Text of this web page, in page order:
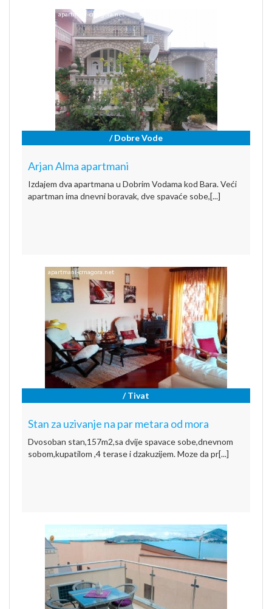
/ Dobre Vode
Arjan Alma apartmani
Izdajem dva apartmana u Dobrim Vodama kod Bara. Veći
apartman ima dnevni boravak, dve spavaće sobe,[...]
/ Tivat
Stan za uzivanje na par metara od mora
Dvosoban stan,157m2,sa dvije spavace sobe,dnevnom
sobom,kupatilom ,4 terase i dzakuzijem. Moze da pr[...]